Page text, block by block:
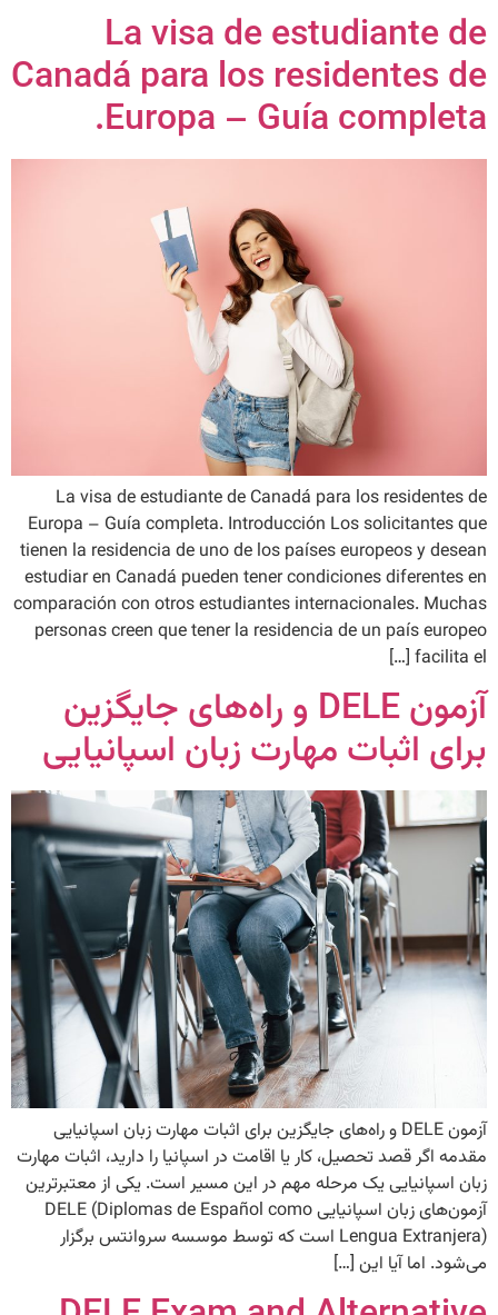
La visa de estudiante de
Canadá para los residentes de
Europa – Guía completa.
La visa de estudiante de Canadá para los residentes de
Europa – Guía completa. Introducción Los solicitantes que
tienen la residencia de uno de los países europeos y desean
estudiar en Canadá pueden tener condiciones diferentes en
comparación con otros estudiantes internacionales. Muchas
personas creen que tener la residencia de un país europeo
facilita el […]
آزمون DELE و راه‌های جایگزین
برای اثبات مهارت زبان اسپانیایی
آزمون DELE و راه‌های جایگزین برای اثبات مهارت زبان اسپانیایی
مقدمه اگر قصد تحصیل، کار یا اقامت در اسپانیا را دارید، اثبات مهارت
زبان اسپانیایی یک مرحله مهم در این مسیر است. یکی از معتبرترین
آزمون‌های زبان اسپانیایی DELE (Diplomas de Español como
Lengua Extranjera) است که توسط موسسه سروانتس برگزار
می‌شود. اما آیا این […]